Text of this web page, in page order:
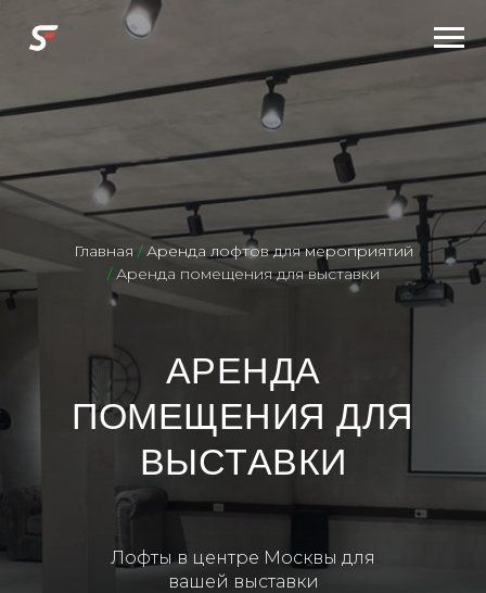
АРЕНДА
ПОМЕЩЕНИЯ ДЛЯ
ВЫСТАВКИ
Главная / Аренда лофтов для мероприятий
/Аренда помещения для выставки
Лофты в центре Москвы для
вашей выставки